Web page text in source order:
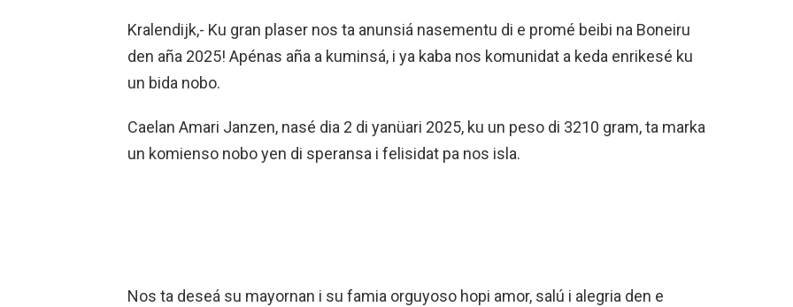
Kralendijk,- Ku gran plaser nos ta anunsiá nasementu di e promé beibi na Boneiru
den aña 2025! Apénas aña a kuminsá, i ya kaba nos komunidat a keda enrikesé ku
un bida nobo.
Caelan Amari Janzen, nasé dia 2 di yanüari 2025, ku un peso di 3210 gram, ta marka
un komienso nobo yen di speransa i felisidat pa nos isla.
Nos ta deseá su mayornan i su famia orguyoso hopi amor, salú i alegria den e